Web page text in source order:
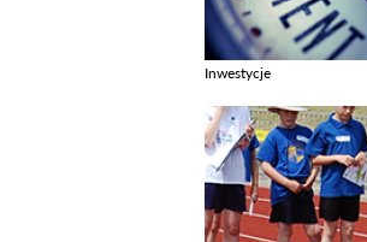
Inwestycje